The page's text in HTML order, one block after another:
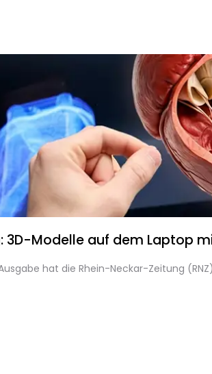
3D-Modelle auf dem Laptop
hat die Rhein-Neckar-Zeitung